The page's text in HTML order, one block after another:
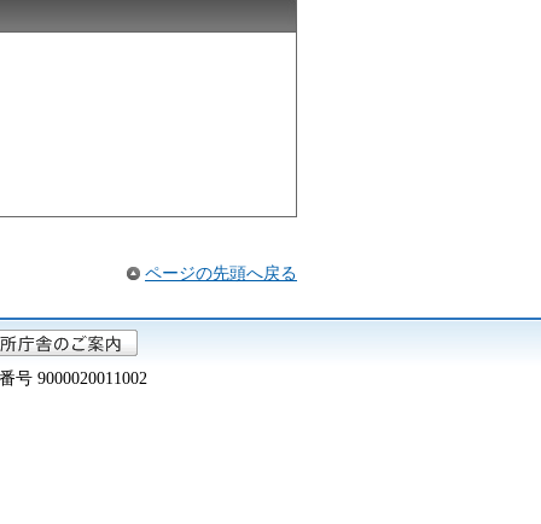
ページの先頭へ戻る
9000020011002